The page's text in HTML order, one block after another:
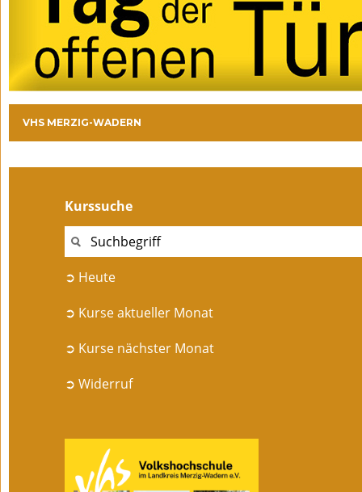
VHS MERZIG-WADERN
Kurssuche
➲ Heute
➲ Kurse aktueller Monat
➲ Kurse nächster Monat
➲ Widerruf